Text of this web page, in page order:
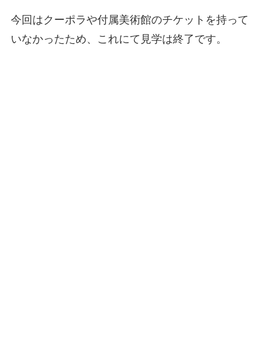
今回はクーポラや付属美術館のチケットを持って
いなかったため、これにて見学は終了です。